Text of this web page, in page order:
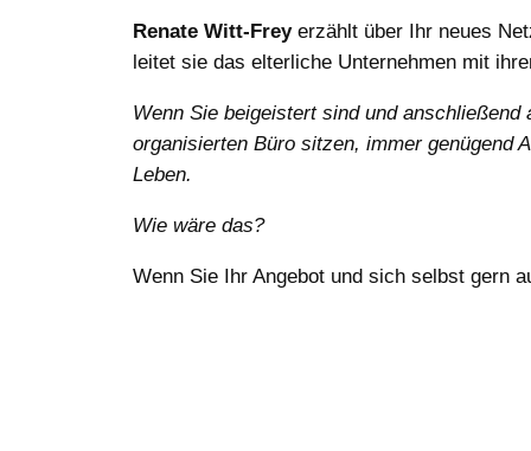
Renate Witt-Frey erzählt über Ihr neues
leitet sie das elterliche Unternehmen mit
Wenn Sie beigeistert sind und
organisierten Büro sitzen, immer genügend
Leben.
Wie wäre das?
Wenn Sie Ihr Angebot und sich selbst gern